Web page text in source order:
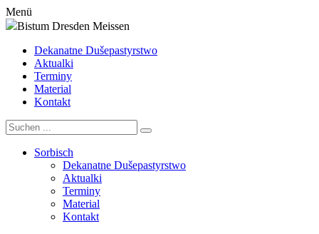
Menü
Bistum Dresden Meissen
Dekanatne Dušepastyrstwo
Aktualki
Terminy
Material
Kontakt
Sorbisch
Dekanatne Dušepastyrstwo
Aktualki
Terminy
Material
Kontakt